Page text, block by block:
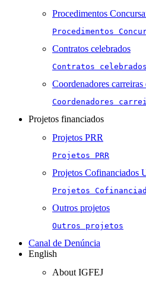
Procedimentos
Procedimentos
Contratos celebrados
Contratos celebrados
Coordenadores carreiras
Coordenadores
Projetos financiados
Projetos PRR
Projetos PRR
Projetos Cofinanciados
Projetos
Outros projetos
Outros projetos
Canal de Denúncia
English
About IGFEJ